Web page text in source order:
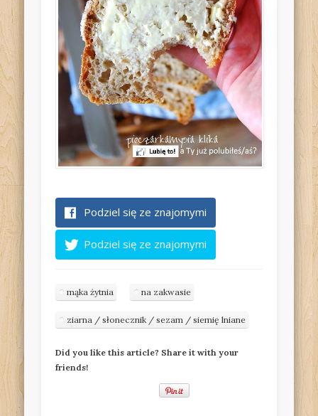
Podziel się ze znajomymi
Podziel się ze znajomymi
mąka żytnia na zakwasie
ziarna / słonecznik / sezam / siemię lniane
Did you like this article? Share it with your
friends!